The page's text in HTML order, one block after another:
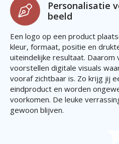
Personalisatie
beeld
Een logo op een product
kleur, formaat, positie en
uiteindelijke resultaat. Daarom
voorstellen digitale visuals
vooraf zichtbaar is. Zo krijg jij
eindproduct en worden
voorkomen. De leuke
gewoon blijven.